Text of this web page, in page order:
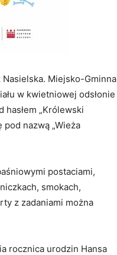
Miejsko-Gminna
w kwietniowej odsłonie
„Królewski
nazwą „Wieża
postaciami,
smokach,
z zadaniami można
rocznica urodzin Hansa